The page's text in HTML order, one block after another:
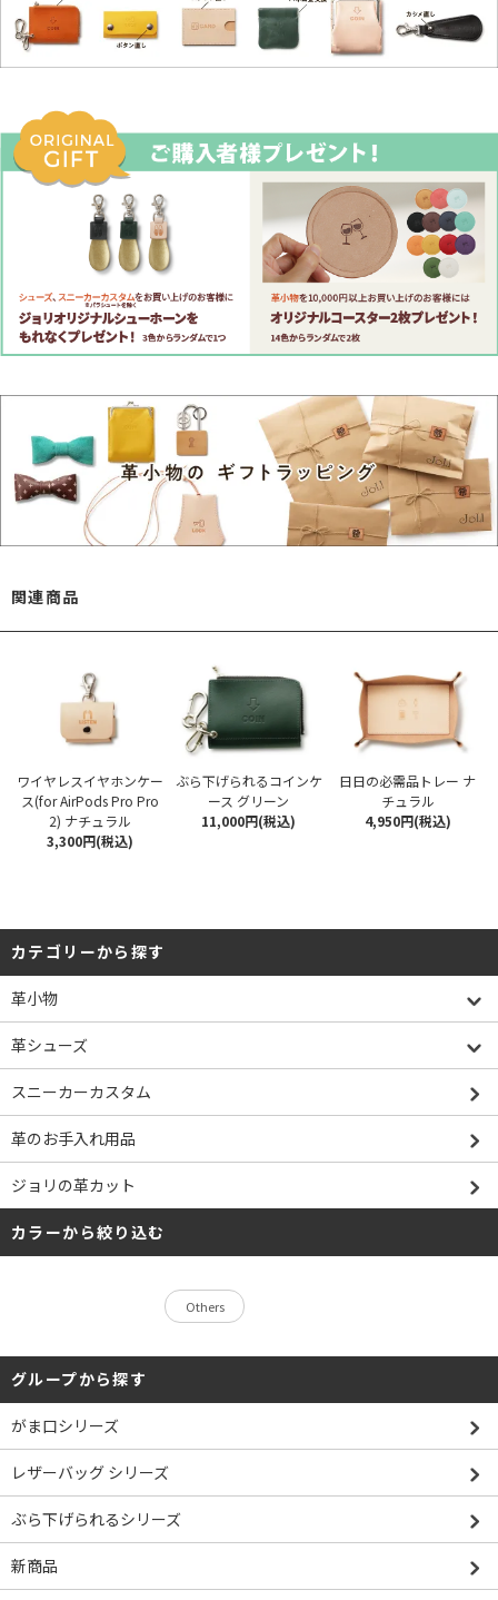
関連商品
ワイヤレスイヤホンケー
ス(for AirPods Pro Pro
2) ナチュラル
3,300円(税込)
ぶら下げられるコインケ
ース グリーン
11,000円(税込)
日日の必需品トレー ナ
チュラル
4,950円(税込)
カテゴリーから探す
革小物
革シューズ
スニーカーカスタム
革のお手入れ用品
ジョリの革カット
カラーから絞り込む
Others
グループから探す
がま口シリーズ
レザーバッグ シリーズ
ぶら下げられるシリーズ
新商品